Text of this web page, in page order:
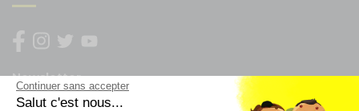
Continuer sans accepter
Salut c'est nous...
Newsletter